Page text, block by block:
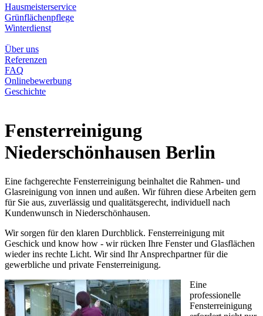
Hausmeisterservice
Grünflächenpflege
Winterdienst
Über uns
Referenzen
FAQ
Onlinebewerbung
Geschichte
Fensterreinigung
Niederschönhausen Berlin
Eine fachgerechte Fensterreinigung beinhaltet die Rahmen- und
Glasreinigung von innen und außen. Wir führen diese Arbeiten gern
für Sie aus, zuverlässig und qualitätsgerecht, individuell nach
Kundenwunsch in Niederschönhausen.
Wir sorgen für den klaren Durchblick. Fensterreinigung mit
Geschick und know how - wir rücken Ihre Fenster und Glasflächen
wieder ins rechte Licht. Wir sind Ihr Ansprechpartner für die
gewerbliche und private Fensterreinigung.
Eine
professionelle
Fensterreinigung